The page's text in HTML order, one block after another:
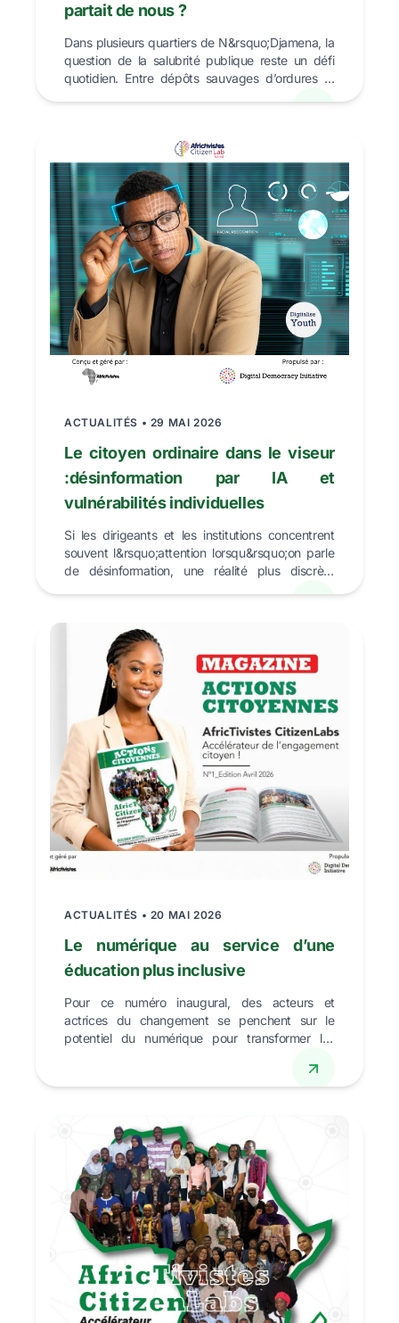
partait de nous ?
Dans plusieurs quartiers de N&rsquo;Djamena, la
question de la salubrité publique reste un défi
quotidien. Entre dépôts sauvages d’ordures et
ACTUALITÉS • 29 MAI 2026
Le citoyen ordinaire dans le viseur
:désinformation par IA et
vulnérabilités individuelles
Si les dirigeants et les institutions concentrent
souvent l&rsquo;attention lorsqu&rsquo;on parle
de désinformation, une réalité plus discrète
ACTUALITÉS • 20 MAI 2026
Le numérique au service d’une
éducation plus inclusive
Pour ce numéro inaugural, des acteurs et
actrices du changement se penchent sur le
potentiel du numérique pour transformer les